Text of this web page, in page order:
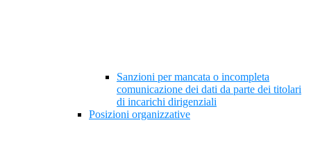
Sanzioni per mancata o incompleta
comunicazione dei dati da parte dei titolari
di incarichi dirigenziali
Posizioni organizzative